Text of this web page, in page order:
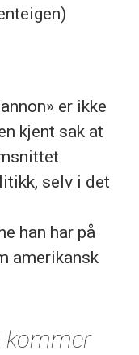
er ikke
kjent sak at
selv i det
han har på
amerikansk
kommer